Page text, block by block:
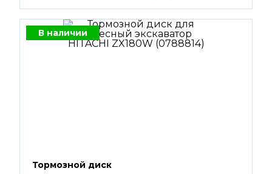
В наличии
Тормозной диск